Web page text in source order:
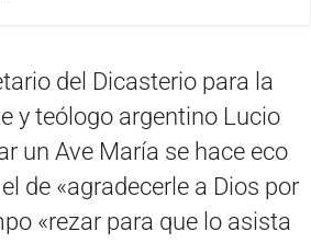
del Dicasterio para la
y teólogo argentino Lucio
un Ave María se hace eco
de «agradecerle a Dios por
«rezar para que lo asista